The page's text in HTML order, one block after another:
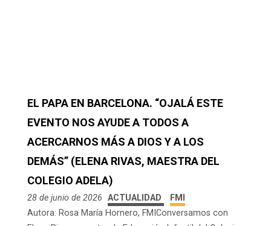
EL PAPA EN BARCELONA. “OJALÁ ESTE
EVENTO NOS AYUDE A TODOS A
ACERCARNOS MÁS A DIOS Y A LOS
DEMÁS” (ELENA RIVAS, MAESTRA DEL
COLEGIO ADELA)
28 de junio de 2026 ACTUALIDAD
FMI
Autora: Rosa María Hornero, FMIConversamos con